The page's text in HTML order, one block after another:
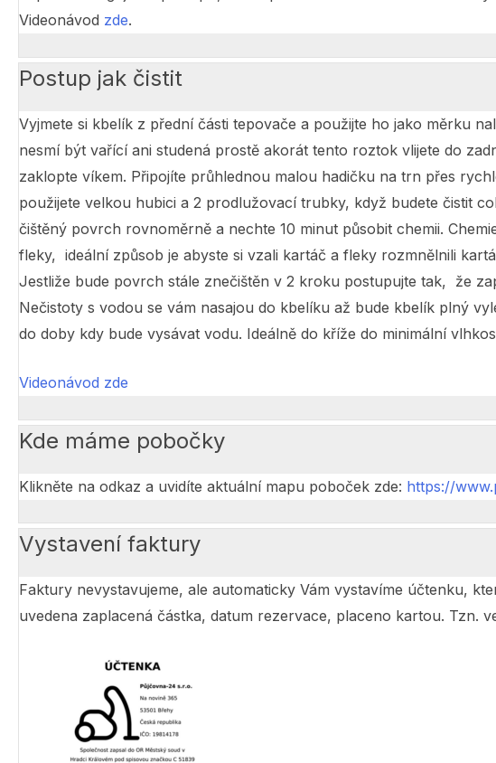
Videonávod zde.
Postup jak čistit
Vyjmete si kbelík z přední části tepovače a použijte ho jako měrku
nesmí být vařící ani studená prostě akorát tento roztok vlijete do
zaklopte víkem. Připojíte průhlednou malou hadičku na trn přes
použijete velkou hubici a 2 prodlužovací trubky, když budete čistit
čištěný povrch rovnoměrně a nechte 10 minut působit chemii.
fleky, ideální způsob je abyste si vzali kartáč a fleky rozmnělnili
Jestliže bude povrch stále znečištěn v 2 kroku postupujte tak, že
Nečistoty s vodou se vám nasajou do kbelíku až bude kbelík plný
do doby kdy bude vysávat vodu. Ideálně do kříže do minimální
Videonávod zde
Kde máme pobočky
Klikněte na odkaz a uvidíte aktuální mapu poboček zde: https://
Vystavení faktury
Faktury nevystavujeme, ale automaticky Vám vystavíme účtenku,
uvedena zaplacená částka, datum rezervace, placeno kartou. Tzn.